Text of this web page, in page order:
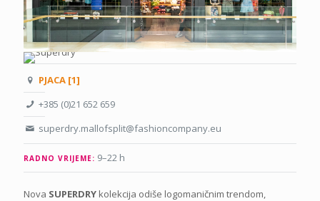
PJACA [1]
+385 (0)21 652 659
superdry.mallofsplit@fashioncompany.eu
RADNO VRIJEME: 9–22 h
Nova SUPERDRY kolekcija odiše logomaničnim trendom,